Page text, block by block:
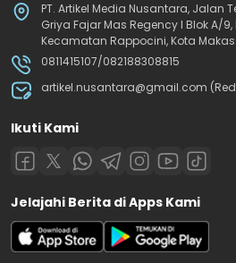
PT. Artikel Media Nusantara, Jalan
Griya Fajar Mas Regency I Blok A/
Kecamatan Rappocini, Kota
0811415107/082188308815
artikel.nusantara@gmail.com
Ikuti Kami
Jelajahi Berita di Apps Kami